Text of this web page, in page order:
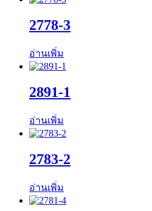
2778-3
อ่านเพิ่ม
2891-1
อ่านเพิ่ม
2783-2
อ่านเพิ่ม